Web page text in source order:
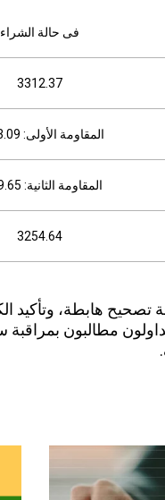
فى حالة الشراء
3312.37
المقاومة الأولى: 3333.09
المقاومة الثانية: 3339.65
3254.64